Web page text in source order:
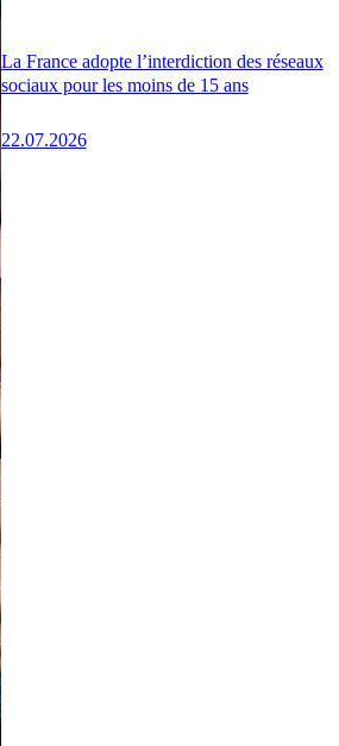
La France adopte l’interdiction des réseaux
sociaux pour les moins de 15 ans
22.07.2026